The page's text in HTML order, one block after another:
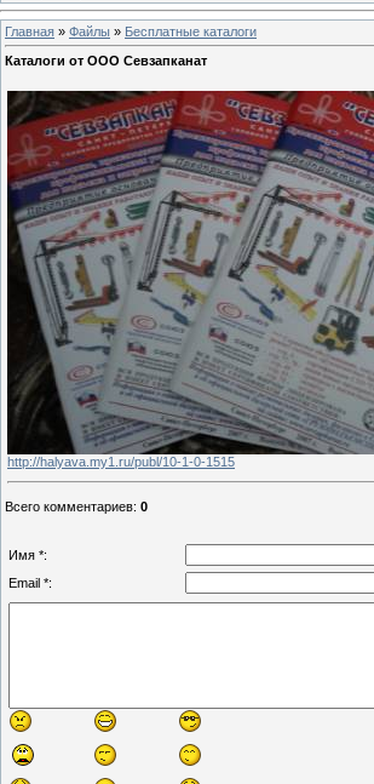
Главная » Файлы » Бесплатные каталоги
Каталоги от ООО Севзапканат
http://halyava.my1.ru/publ/10-1-0-1515
Всего комментариев: 0
Имя *:
Email *: